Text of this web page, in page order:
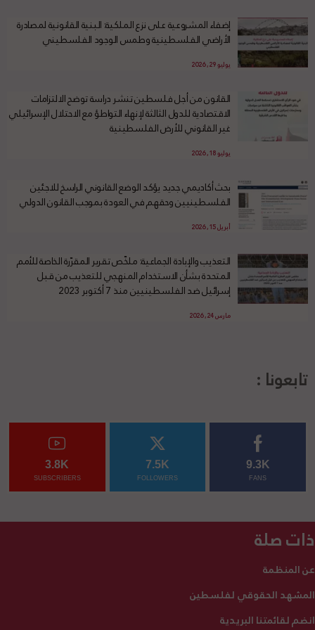
إضفاء المشروعية على نزع الملكية: البنية القانونية لمصادرة
الأراضي الفلسطينية وطمس الوجود الفلسطيني
يوليو 29, 2026
القانون من أجل فلسطين تنشر دراسة توضح الالتزامات
الاقتصادية للدول الثالثة لإنهاء التواطؤ مع الاحتلال الإسرائيلي
غير القانوني للأرض الفلسطينية
يوليو 18, 2026
بحث أكاديمي جديد يؤكد الوضع القانوني الراسخ للاجئين
الفلسطينيين وحقهم في العودة بموجب القانون الدولي
أبريل 15, 2026
التعذيب والإبادة الجماعية: ملخّص تقرير المقرّرة الخاصة للأمم
المتحدة بشأن الاستخدام المنهجي للتعذيب من قبل
إسرائيل ضد الفلسطينيين منذ 7 أكتوبر 2023
مارس 24, 2026
تابعونا :
9.3K
FANS
7.5K
FOLLOWERS
3.8K
SUBSCRIBERS
ذات صلة
عن المنظمة
المشهد الحقوقي لفلسطين
انضم لقائمتنا البريدية